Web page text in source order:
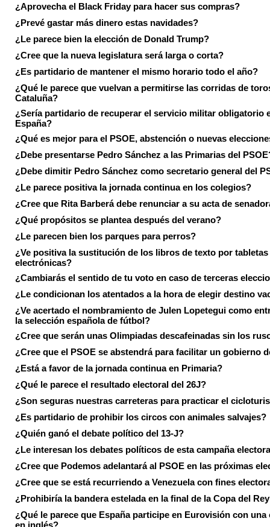
¿Aprovecha el Black Friday para hacer sus compras?
¿Prevé gastar más dinero estas navidades?
¿Le parece bien la elección de Donald Trump?
¿Cree que la nueva legislatura será larga o corta?
¿Es partidario de mantener el mismo horario todo el año?
¿Qué le parece que vuelvan a permitirse las corridas de
Cataluña?
¿Sería partidario de recuperar el servicio militar obligatorio
España?
¿Qué es mejor para el PSOE, abstención o nuevas
¿Debe presentarse Pedro Sánchez a las Primarias del
¿Debe dimitir Pedro Sánchez como secretario general del
¿Le parece positiva la jornada continua en los colegios?
¿Cree que Rita Barberá debe renunciar a su acta de
¿Qué propósitos se plantea después del verano?
¿Le parecen bien los parques para perros?
¿Ve positiva la sustitución de los libros de texto por tabletas
electrónicas?
¿Cambiarás el sentido de tu voto en caso de terceras
¿Le condicionan los atentados a la hora de elegir destino
¿Ve acertado el nombramiento de Julen Lopetegui como
la selección española de fútbol?
¿Cree que serán unas Olimpiadas descafeinadas sin los
¿Cree que el PSOE se abstendrá para facilitar un gobierno
¿Está a favor de la jornada continua en Primaria?
¿Qué le parece el resultado electoral del 26J?
¿Son seguras nuestras carreteras para practicar el
¿Es partidario de prohibir los circos con animales salvajes?
¿Quién ganó el debate político del 13-J?
¿Le interesan los debates políticos de esta campaña
¿Cree que Podemos adelantará al PSOE en las próximas
¿Cree que se está recurriendo a Venezuela con fines
¿Prohibiría la bandera estelada en la final de la Copa del
¿Qué le parece que España participe en Eurovisión con una
en inglés?